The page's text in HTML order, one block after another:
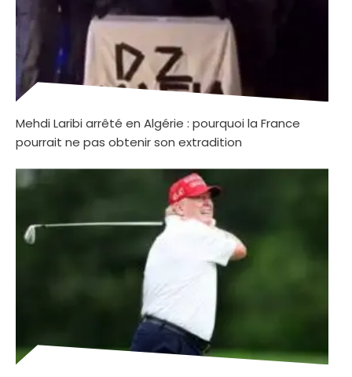
Mehdi Laribi arrêté en Algérie : pourquoi la France
pourrait ne pas obtenir son extradition